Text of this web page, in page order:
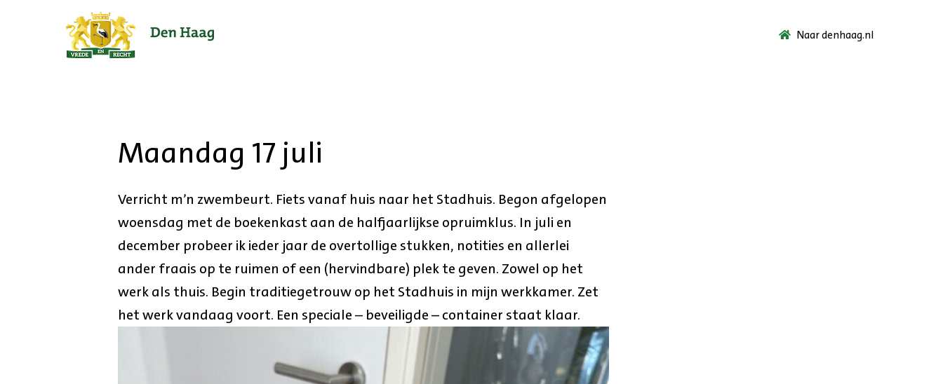
Ga
naar
Naar denhaag.nl
Maandag 17 juli
Verricht m’n zwembeurt. Fiets vanaf huis naar het Stadhuis. Begon afgelopen
woensdag met de boekenkast aan de halfjaarlijkse opruimklus. In juli en
december probeer ik ieder jaar de overtollige stukken, notities en allerlei
ander fraais op te ruimen of een (hervindbare) plek te geven. Zowel op het
werk als thuis. Begin traditiegetrouw op het Stadhuis in mijn werkkamer. Zet
het werk vandaag voort. Een speciale – beveiligde – container staat klaar.